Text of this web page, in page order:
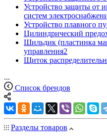
Устройство защиты от
систем
Устройство плавного
Цилиндрический
Шильдик (пластинка
управления2
Щиток
...
Список брендов
Разделы товаров